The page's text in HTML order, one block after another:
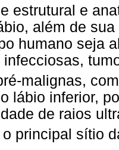
estrutural e
além de
humano seja
infecciosas,
malignas,
lábio inferior,
de raios
principal sítio